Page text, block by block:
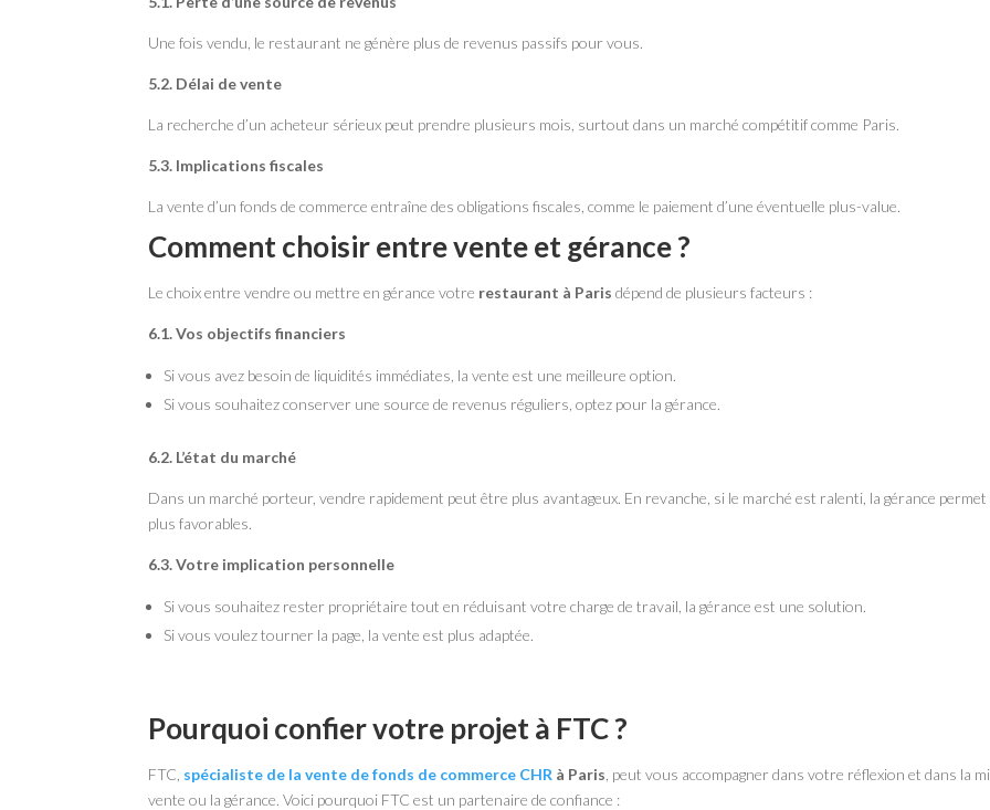
Une fois vendu, le restaurant ne génère plus de revenus passifs pour vous.
5.2. Délai de vente
La recherche d’un acheteur sérieux peut prendre plusieurs mois, surtout dans un marché compétitif comme Paris.
5.3. Implications fiscales
La vente d’un fonds de commerce entraîne des obligations fiscales, comme le paiement d’une éventuelle plus-value.
Comment choisir entre vente et gérance ?
Le choix entre vendre ou mettre en gérance votre restaurant à Paris dépend de plusieurs facteurs :
6.1. Vos objectifs financiers
Si vous avez besoin de liquidités immédiates, la vente est une meilleure option.
Si vous souhaitez conserver une source de revenus réguliers, optez pour la gérance.
6.2. L’état du marché
Dans un marché porteur, vendre rapidement peut être plus avantageux. En revanche, si le marché est ralenti, la gérance
plus favorables.
6.3. Votre implication personnelle
Si vous souhaitez rester propriétaire tout en réduisant votre charge de travail, la gérance est une solution.
Si vous voulez tourner la page, la vente est plus adaptée.
Pourquoi confier votre projet à FTC ?
FTC, spécialiste de la vente de fonds de commerce CHR à Paris , peut vous accompagner dans votre réflexion et dans
vente ou la gérance. Voici pourquoi FTC est un partenaire de confiance :